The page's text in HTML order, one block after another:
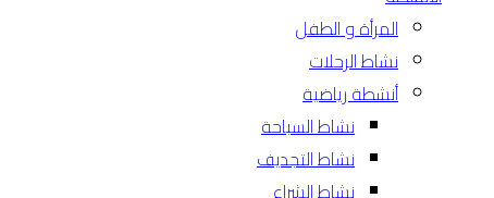
المرأة و الطفل
نشاط الرحلات
أنشطة رياضية
نشاط السباحة
نشاط التجديف
نشاط الشراع